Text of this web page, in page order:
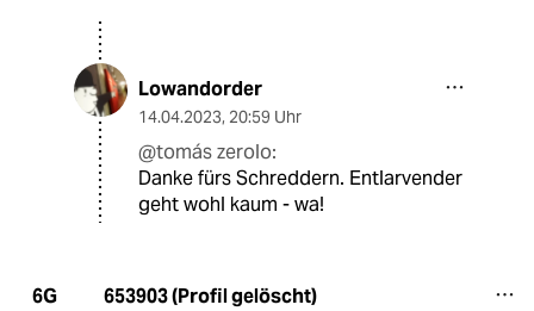
Lowandorder
14.04.2023, 20:59 Uhr
@tomás zerolo:
Danke fürs Schreddern. Entlarvender
geht wohl kaum - wa!
6G 653903 (Profil gelöscht)